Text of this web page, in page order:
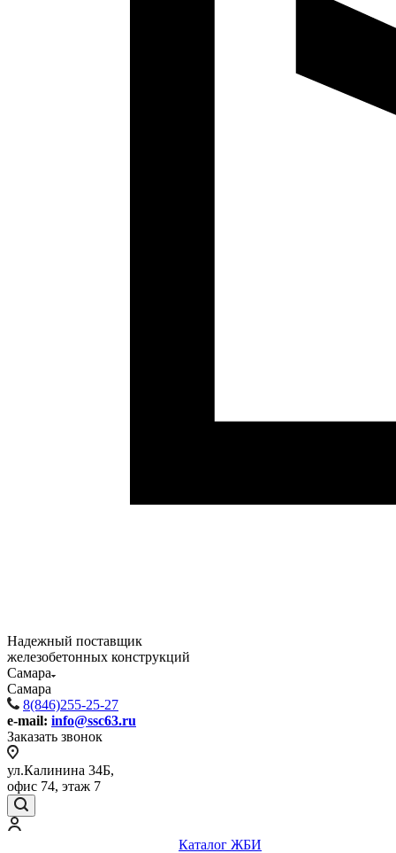
Надежный поставщик
железобетонных конструкций
Самара
Самара
8(846)255-25-27
e-mail: info@ssc63.ru
Заказать звонок
ул.Калинина 34Б,
офис 74, этаж 7
Каталог ЖБИ